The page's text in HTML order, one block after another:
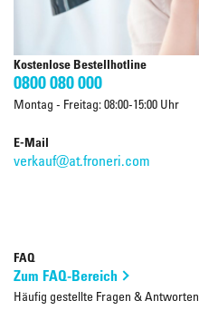
Kostenlose Bestellhotline
0800 080 000
Montag - Freitag: 08:00-15:00 Uhr
E-Mail
verkauf@at.froneri.com
FAQ
Zum FAQ-Bereich
Häufig gestellte Fragen & Antworten